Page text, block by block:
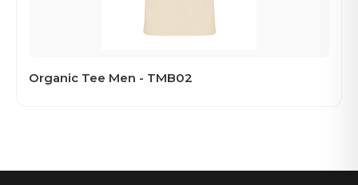
Organic Tee Men - TMB02